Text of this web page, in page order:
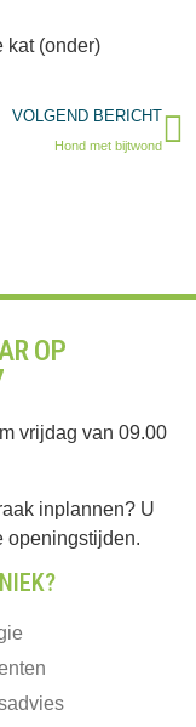
kat (onder)
VOLGEND BERICHT
Hond met bijtwond
OP
vrijdag van 09.00
inplannen? U
openingstijden.